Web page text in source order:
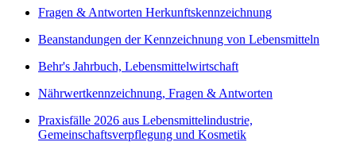
Fragen & Antworten Herkunftskennzeichnung
Beanstandungen der Kennzeichnung von Lebensmitteln
Behr's Jahrbuch, Lebensmittelwirtschaft
Nährwertkennzeichnung, Fragen & Antworten
Praxisfälle 2026 aus Lebensmittelindustrie,
Gemeinschaftsverpflegung und Kosmetik